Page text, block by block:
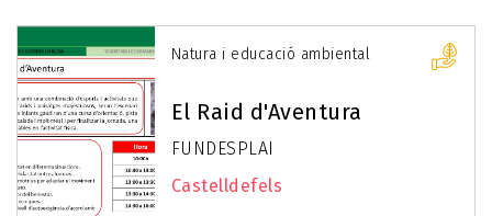
Natura i educació ambiental
El Raid d'Aventura
FUNDESPLAI
Castelldefels